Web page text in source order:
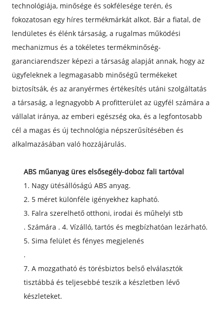
technológiája, minősége és sokfélesége terén, és
fokozatosan egy híres termékmárkát alkot. Bár a fiatal, de
lendületes és élénk társaság, a rugalmas működési
mechanizmus és a tökéletes termékminőség-
garanciarendszer képezi a társaság alapját annak, hogy az
ügyfeleknek a legmagasabb minőségű termékeket
biztosítsák, és az aranyérmes értékesítés utáni szolgáltatás
a társaság, a legnagyobb A profitterület az ügyfél számára a
vállalat iránya, az emberi egészség oka, és a legfontosabb
cél a magas és új technológia népszerűsítésében és
alkalmazásában való hozzájárulás.
ABS műanyag üres elsősegély-doboz fali tartóval
1. Nagy ütésállóságú ABS anyag.
2. 5 méret különféle igényekhez kapható.
3. Falra szerelhető otthoni, irodai és műhelyi stb
. Számára . 4. Vízálló, tartós és megbízhatóan lezárható.
5. Sima felület és fényes megjelenés
.
7. A mozgatható és törésbiztos belső elválasztók
tisztábbá és teljesebbé teszik a készletben lévő
készleteket.